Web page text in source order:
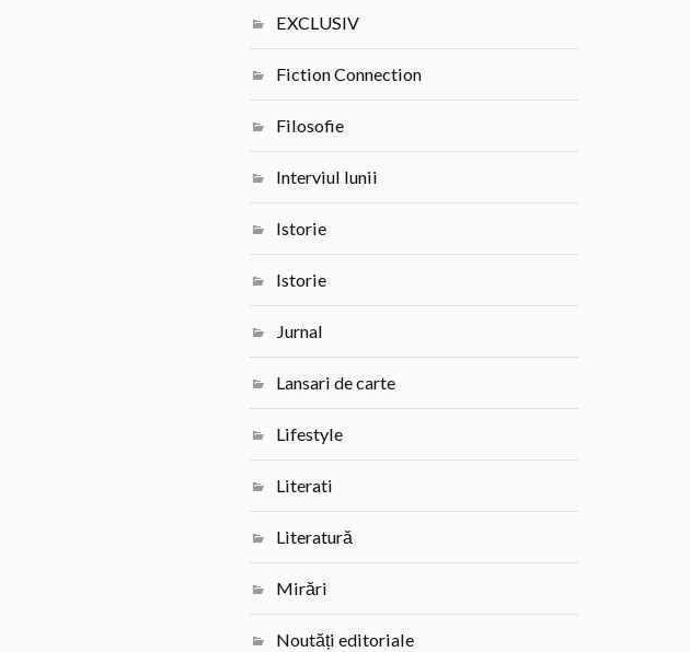
EXCLUSIV
Fiction Connection
Filosofie
Interviul lunii
Istorie
Istorie
Jurnal
Lansari de carte
Lifestyle
Literati
Literatură
Mirări
Noutăți editoriale